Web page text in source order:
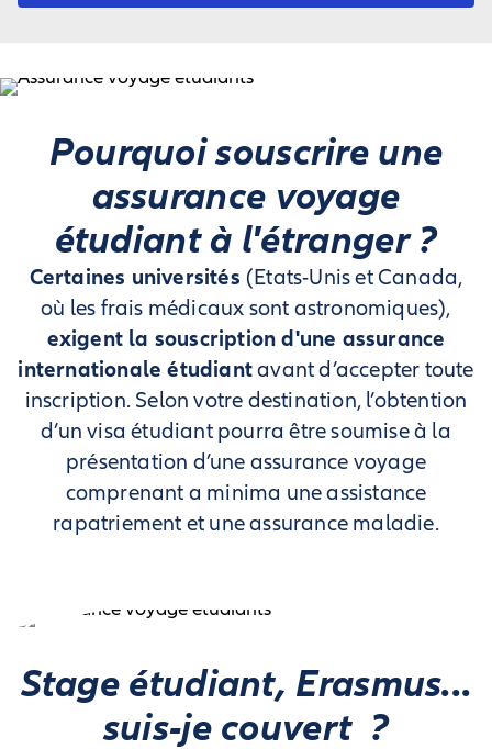
Pourquoi souscrire une
assurance voyage
étudiant à l'étranger ?
Certaines universités (Etats-Unis et Canada,
où les frais médicaux sont astronomiques),
exigent la souscription d'une assurance
internationale étudiantavant d’accepter toute
inscription. Selon votre destination, l’obtention
d’un visa étudiant pourra être soumise à la
présentation d’une assurance voyage
comprenant a minima une assistance
rapatriement et une assurance maladie.
Stage étudiant, Erasmus...
suis-je couvert ?